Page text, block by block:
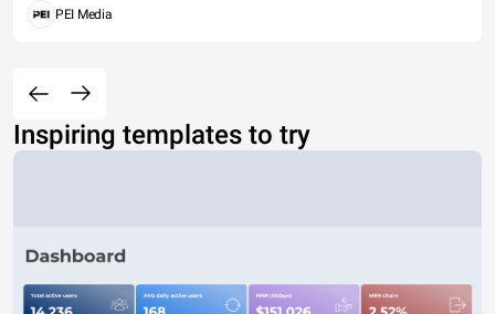
PEI Media
Inspiring templates to try